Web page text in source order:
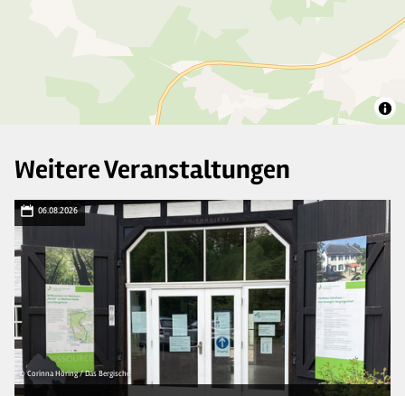
Weitere Veranstaltungen
06.08.2026
© Corinna Höring / Das Bergische